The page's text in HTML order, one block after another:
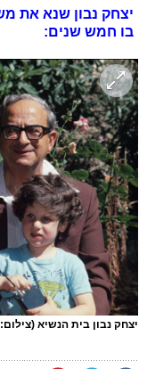
יצחק נבון שנא את
בו חמש שנים:
יצחק נבון בית הנשיא